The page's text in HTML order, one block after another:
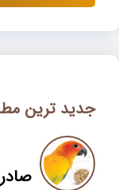
جدید ترین